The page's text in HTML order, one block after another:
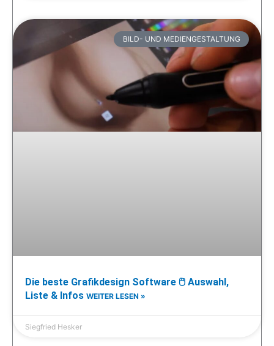
BILD- UND MEDIENGESTALTUNG
Die beste Grafikdesign Software 🖱️ Auswahl,
Liste & Infos WEITER LESEN »
Siegfried Hesker